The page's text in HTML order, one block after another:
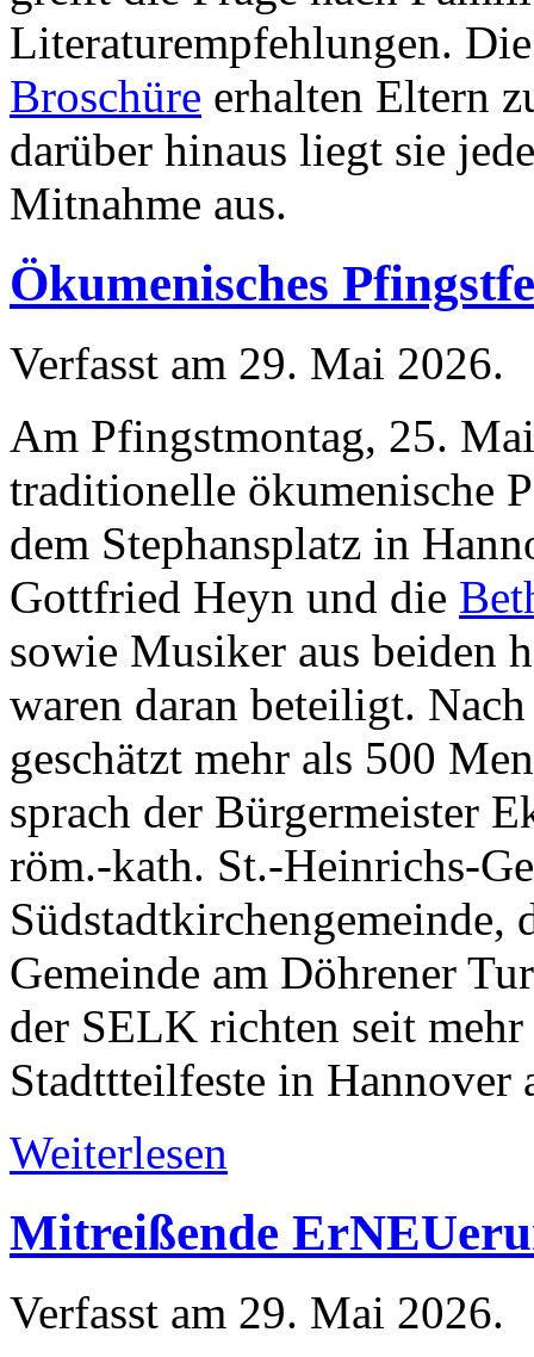
Literaturempfehlungen.
Broschüre erhalten Eltern
darüber hinaus liegt sie
Mitnahme aus.
Ökumenisches
Verfasst am 29. Mai 2026.
Am Pfingstmontag, 25.
traditionelle ökumenische
dem Stephansplatz in
Gottfried Heyn und die
sowie Musiker aus beiden
waren daran beteiligt.
geschätzt mehr als 500
sprach der Bürgermeister
röm.-kath. St.-Heinrichs-
Gemeinde am Döhrener
der SELK richten seit
Stadttteilfeste in Hannover
Weiterlesen
Mitreißende
Verfasst am 29. Mai 2026.